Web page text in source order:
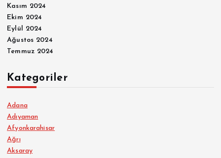
Kasım 2024
Ekim 2024
Eylül 2024
Ağustos 2024
Temmuz 2024
Kategoriler
Adana
Adıyaman
Afyonkarahisar
Ağrı
Aksaray